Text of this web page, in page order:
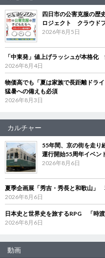
四日市の公害克服の歴
ロジェクト クラウド
2026年8月5日
「中東発」値上げラッシュが本格
2026年8月4日
物価高でも「夏は家族で長距離ドラ
猛暑への備えも必須
2026年8月3日
カルチャー
55年間、京の街を走り
運行開始55周年イベン
2026年8月6日
夏季企画展「秀吉・秀長と和歌山」
2026年8月6日
日本史と世界史を旅するRPG 「時
2026年8月6日
動画